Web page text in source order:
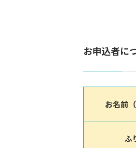
お申込者に
お名前
ふ